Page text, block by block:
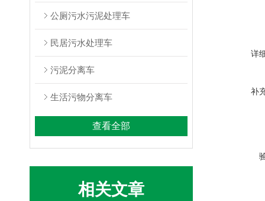
公厕污水污泥处理车
民居污水处理车
污泥分离车
生活污物分离车
查看全部
相关文章
详
补